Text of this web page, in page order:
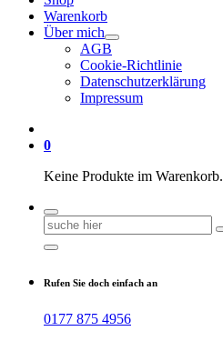
Warenkorb
Über mich
AGB
Cookie-Richtlinie
Datenschutzerklärung
Impressum
0
Keine Produkte im Warenkorb.
Suchen
nach:
Rufen Sie doch einfach an
0177 875 4956